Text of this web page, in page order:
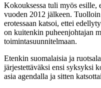
Kokouksessa tuli myös
vuoden 2012 jälkeen.
erotessaan katsoi, ettei
on kuitenkin puheenjohtajan
toimintasuunnitelmaan.
Etenkin suomalaisia ja
järjestettäväksi ensi syksyksi
asia agendalla ja sitten